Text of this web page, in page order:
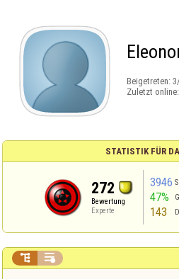
Beigetreten:
Zuletzt online:
STATISTIK FÜR
272
Bewertung
Experte
3946
47%
143
 